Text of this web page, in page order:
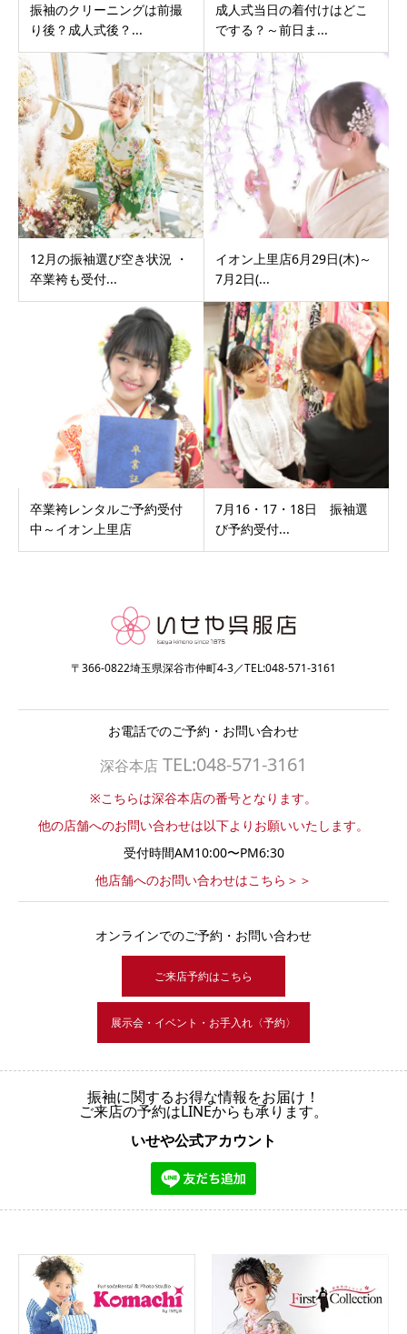
振袖のクリーニングは前撮
り後？成人式後？...
成人式当日の着付けはどこ
でする？～前日ま...
12月の振袖選び空き状況 ・
卒業袴も受付...
イオン上里店6月29日(木)～
7月2日(...
卒業袴レンタルご予約受付
中～イオン上里店
7月16・17・18日 振袖選
び予約受付...
〒366-0822埼玉県深谷市仲町4-3／TEL:048-571-3161
お電話でのご予約・お問い合わせ
深谷本店 TEL:048-571-3161
※こちらは深谷本店の番号となります。
他の店舗へのお問い合わせは以下よりお願いいたします。
受付時間AM10:00〜PM6:30
他店舗へのお問い合わせはこちら＞＞
オンラインでのご予約・お問い合わせ
ご来店予約はこちら
展示会・イベント・お手入れ〈予約〉
振袖に関するお得な情報をお届け！
ご来店の予約はLINEからも承ります。
いせや公式アカウント